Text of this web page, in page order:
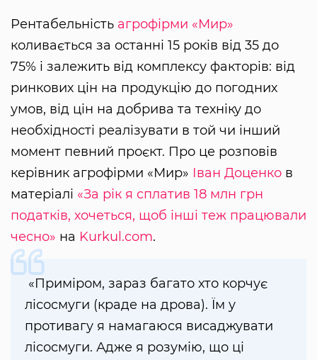
Рентабельність агрофірми «Мир»
коливається за останні 15 років від 35 до
75% і залежить від комплексу факторів: від
ринкових цін на продукцію до погодних
умов, від цін на добрива та техніку до
необхідності реалізувати в той чи інший
момент певний проєкт. Про це розповів
керівник агрофірми «Мир» Іван Доценко в
матеріалі «За рік я сплатив 18 млн грн
податків, хочеться, щоб інші теж працювали
чесно» на Kurkul.com.
«Приміром, зараз багато хто корчує
лісосмуги (краде на дрова). Їм у
противагу я намагаюся висаджувати
лісосмуги. Адже я розумію, що ці